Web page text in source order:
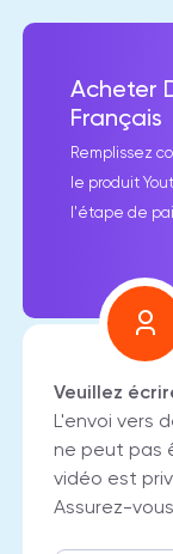
Acheter
Français
Remplissez
le produit
l'étape de
Veuillez
L'envoi vers
ne peut pas
vidéo est
Assurez-